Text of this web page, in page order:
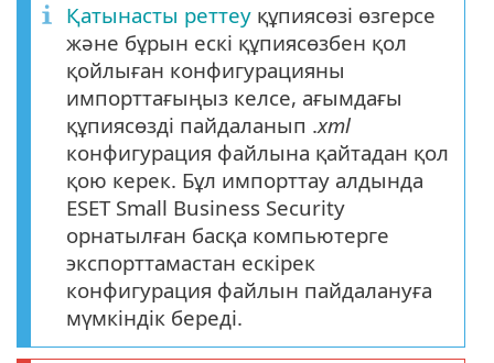
Қатынасты реттеу құпиясөзі өзгерсе
және бұрын ескі құпиясөзбен қол
қойлыған конфигурацияны
импорттағыңыз келсе, ағымдағы
құпиясөзді пайдаланып .xml
конфигурация файлына қайтадан қол
қою керек. Бұл импорттау алдында
ESET Small Business Security
орнатылған басқа компьютерге
экспорттамастан ескірек
конфигурация файлын пайдалануға
мүмкіндік береді.